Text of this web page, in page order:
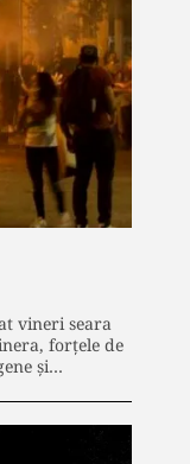
vineri seara
forțele de
și…